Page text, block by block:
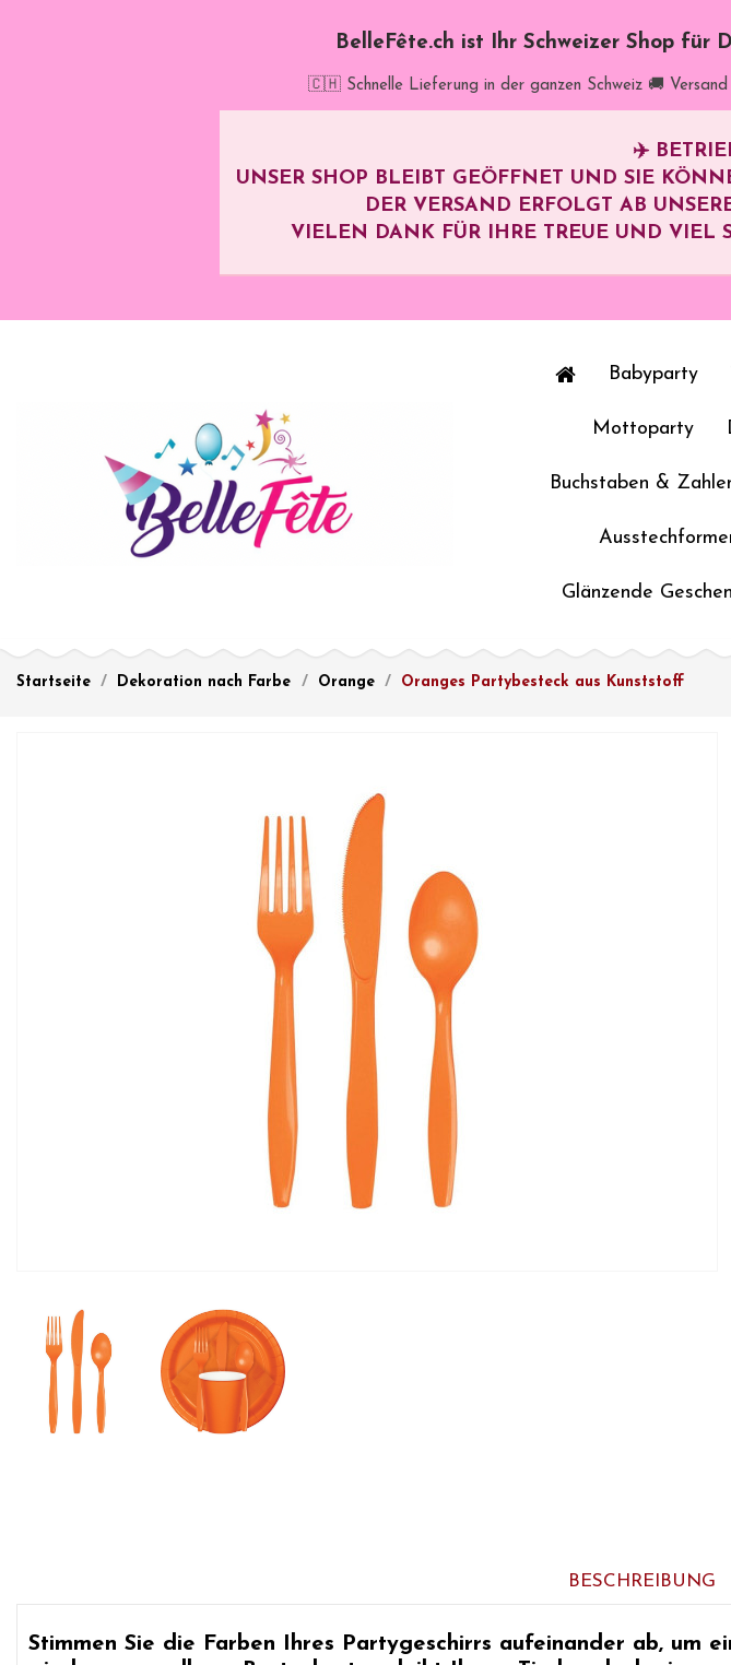
BelleFête.ch ist Ihr Schweizer Shop für
🇨🇭 Schnelle Lieferung in der ganzen Schweiz 🚚
✈️
UNSER SHOP BLEIBT GEÖFFNET UND SIE
DER VERSAND ERFOLGT AB
VIELEN DANK FÜR IHRE TREUE UND VIEL
Babyparty
Mottoparty
Buchstaben &
Glänzende
Startseite Dekoration nach Farbe Orange Oranges Partybesteck aus Kunststoff
BESCHREIBUNG
Stimmen Sie die Farben Ihres Partygeschirrs aufeinander ab, um